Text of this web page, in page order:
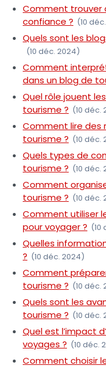
Comment trouver
confiance ? (10
Quels sont les
(10 déc. 2024)
Comment
dans un blog de
Quel rôle jouent
tourisme ? (10 déc.
Comment lire des
tourisme ? (10 déc.
Quels types de
tourisme ? (10 déc.
Comment
tourisme ? (10 déc.
Comment utiliser
pour voyager ? (10
Quelles
? (10 déc. 2024)
Comment
tourisme ? (10 déc.
Quels sont les
tourisme ? (10 déc.
Quel est l’impact
voyages ? (10 déc.
Comment choisir